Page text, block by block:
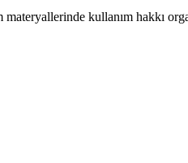
kullanım hakkı